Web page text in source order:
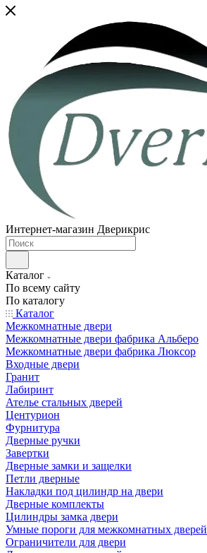
Интернет-магазин Дверикрис
Каталог
По всему сайту
По каталогу
Каталог
Межкомнатные двери
Межкомнатные двери фабрика Альберо
Межкомнатные двери фабрика Люксор
Входные двери
Гранит
Лабиринт
Ателье стальных дверей
Центурион
Фурнитура
Дверные ручки
Завертки
Дверные замки и защелки
Петли дверные
Накладки под цилиндр на двери
Дверные комплекты
Цилиндры замка двери
Умные пороги для межкомнатных дверей
Ограничители для двери